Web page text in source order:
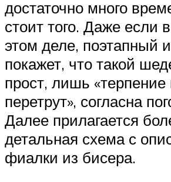
достаточно много
стоит того. Даже если
этом деле, поэтапный
покажет, что такой
прост, лишь «терпение
перетрут», согласна
Далее прилагается
детальная схема с
фиалки из бисера.